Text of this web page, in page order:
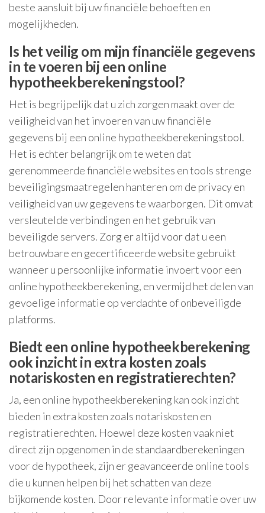
beste aansluit bij uw financiële behoeften en
mogelijkheden.
Is het veilig om mijn financiële gegevens
in te voeren bij een online
hypotheekberekeningstool?
Het is begrijpelijk dat u zich zorgen maakt over de
veiligheid van het invoeren van uw financiële
gegevens bij een online hypotheekberekeningstool.
Het is echter belangrijk om te weten dat
gerenommeerde financiële websites en tools strenge
beveiligingsmaatregelen hanteren om de privacy en
veiligheid van uw gegevens te waarborgen. Dit omvat
versleutelde verbindingen en het gebruik van
beveiligde servers. Zorg er altijd voor dat u een
betrouwbare en gecertificeerde website gebruikt
wanneer u persoonlijke informatie invoert voor een
online hypotheekberekening, en vermijd het delen van
gevoelige informatie op verdachte of onbeveiligde
platforms.
Biedt een online hypotheekberekening
ook inzicht in extra kosten zoals
notariskosten en registratierechten?
Ja, een online hypotheekberekening kan ook inzicht
bieden in extra kosten zoals notariskosten en
registratierechten. Hoewel deze kosten vaak niet
direct zijn opgenomen in de standaardberekeningen
voor de hypotheek, zijn er geavanceerde online tools
die u kunnen helpen bij het schatten van deze
bijkomende kosten. Door relevante informatie over uw